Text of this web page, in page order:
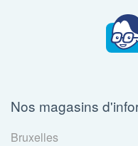
Nos magasins
Bruxelles